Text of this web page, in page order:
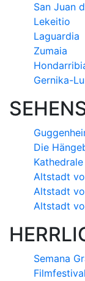
San Juan
Lekeitio
Laguardia
Zumaia
Gernika-
Die
Altstadt
Altstadt
Altstadt
Semana